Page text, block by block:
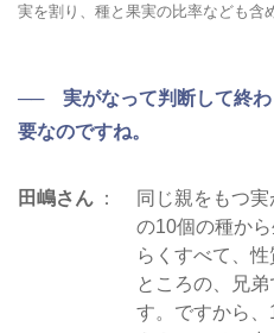
実を割り、種と果実の比率なども含
── 実がなって判断して終わ
要なのですね。
田嶋さん
同じ親をもつ
の10個の種か
らくすべて、
ところの、兄
す。ですから